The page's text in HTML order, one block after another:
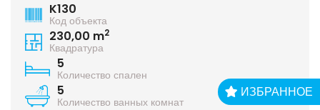
ИЗБРАННОЕ
K130
Код объекта
230,00 m2
Квадратура
5
Количество спален
5
Количество ванных комнат